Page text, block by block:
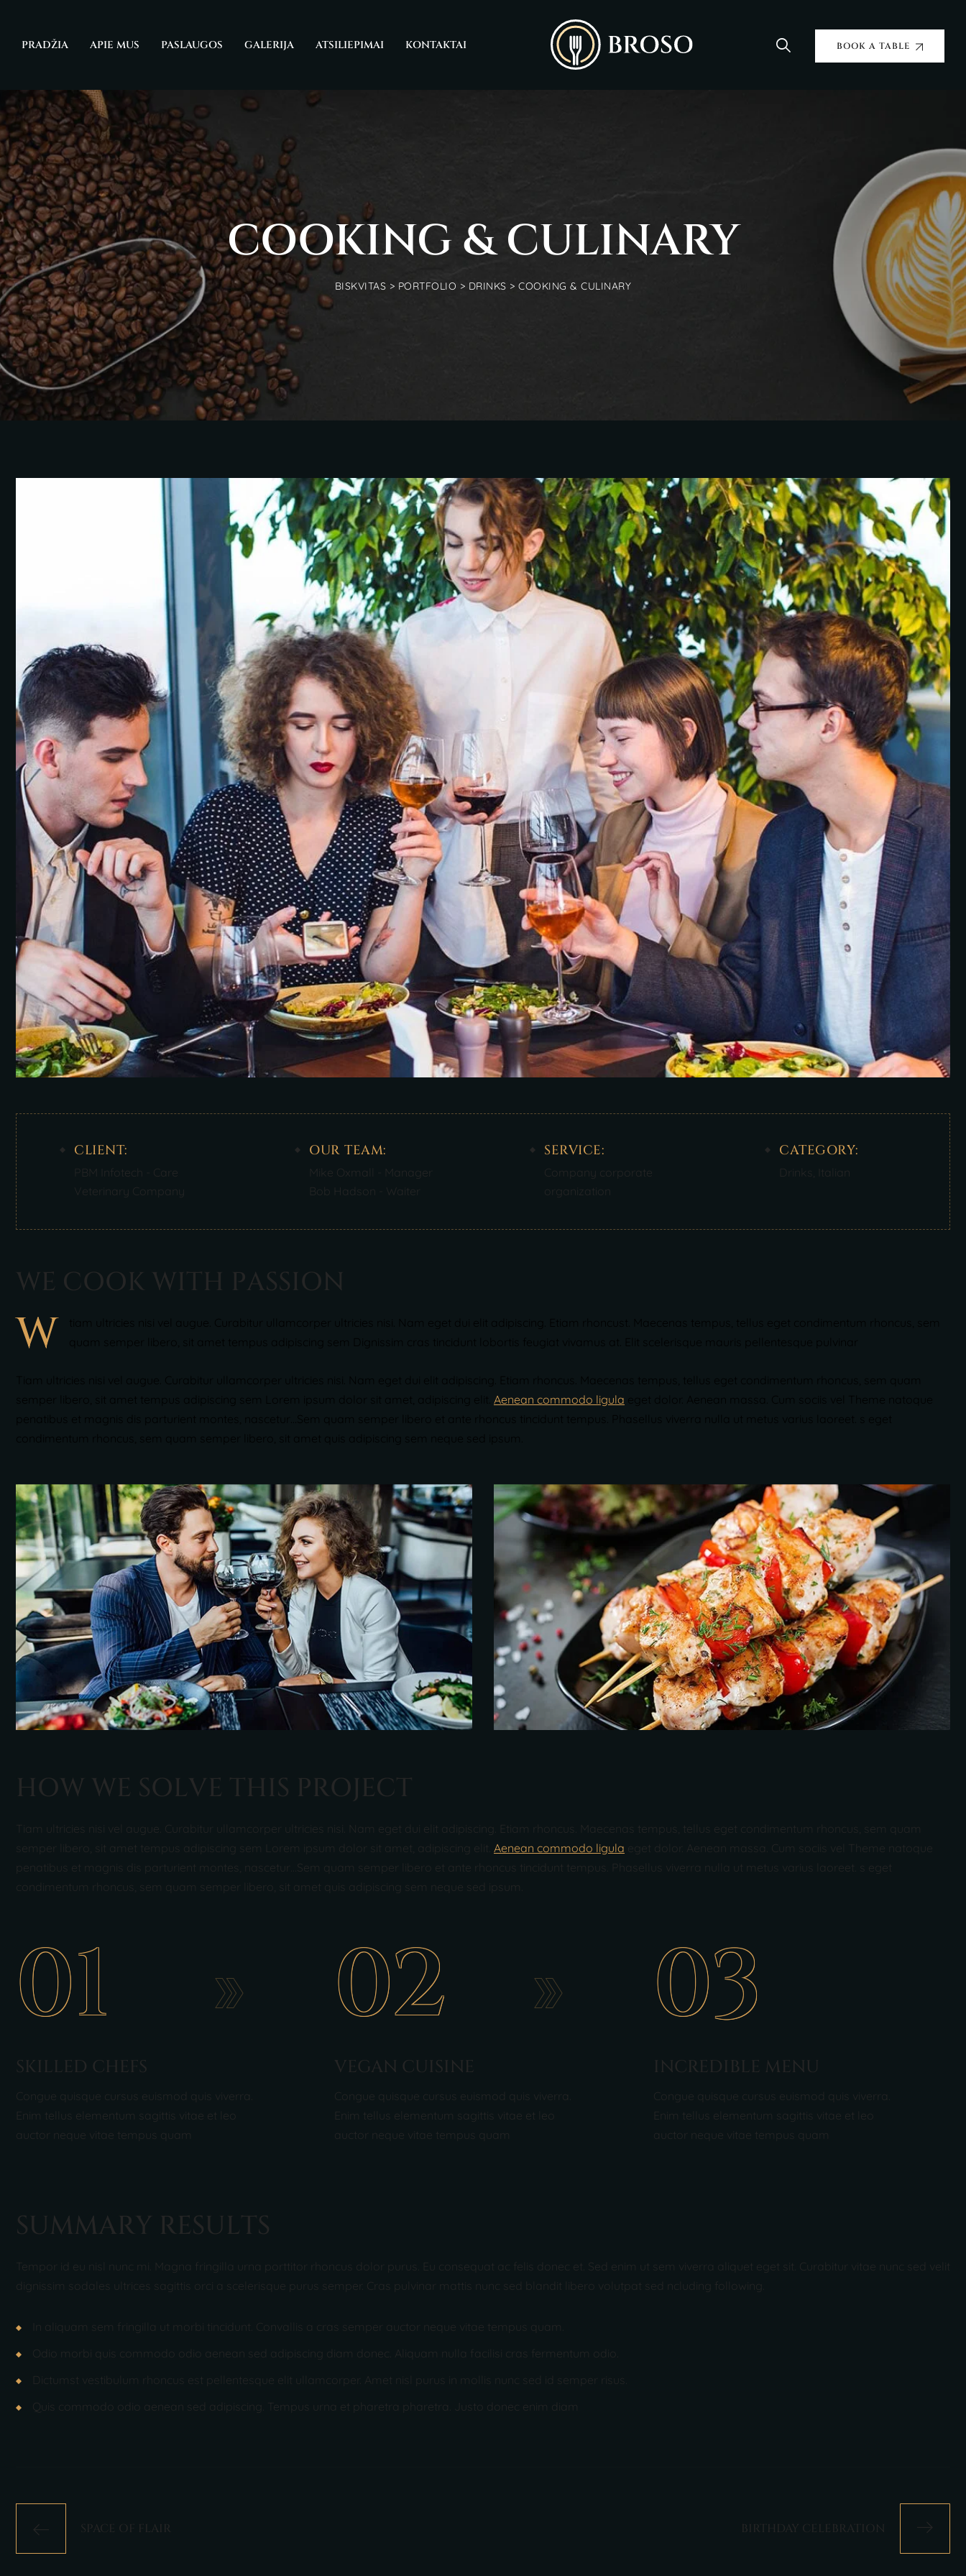
PRADŽIA APIE MUS PASLAUGOS GALERIJA ATSILIEPIMAI KONTAKTAI BOOK A TABLE
COOKING & CULINARY
BISKVITAS > PORTFOLIO > DRINKS >COOKING & CULINARY
CLIENT:
PBM Infotech - Care
Veterinary Company
OUR TEAM:
Mike Oxmall - Manager
Bob Hadson - Waiter
SERVICE:
Company corporate
organization
CATEGORY:
Drinks , Italian
WE COOK WITH PASSION
W
Aenean commodo ligula
HOW WE SOLVE THIS PROJECT
Tiam ultricies nisi vel augue. Curabitur ullamcorper ultricies nisi. Nam eget dui elit adipiscing. Etiam rhoncus. Maecenas tempus, tellus eget condimentum rhoncus, sem quam
semper libero, sit amet tempus adipiscing sem Lorem ipsum dolor sit amet, adipiscing elit. Aenean commodo ligula eget dolor. Aenean massa. Cum sociis vel Theme natoque
penatibus et magnis dis parturient montes, nascetur…Sem quam semper libero et ante rhoncus tincidunt tempus. Phasellus viverra nulla ut metus varius laoreet. s eget
condimentum rhoncus, sem quam semper libero, sit amet quis adipiscing sem neque sed ipsum.
01
SKILLED CHEFS
Congue quisque cursus euismod quis viverra.
Enim tellus elementum sagittis vitae et leo
auctor neque vitae tempus quam
02
VEGAN CUISINE
Congue quisque cursus euismod quis viverra.
Enim tellus elementum sagittis vitae et leo
auctor neque vitae tempus quam
03
INCREDIBLE MENU
Congue quisque cursus euismod quis viverra.
Enim tellus elementum sagittis vitae et leo
auctor neque vitae tempus quam
SUMMARY RESULTS
Tempor id eu nisl nunc mi. Magna fringilla urna porttitor rhoncus dolor purus. Eu consequat ac felis donec et. Sed enim ut sem viverra aliquet eget sit. Curabitur vitae nunc sed velit
dignissim sodales ultrices sagittis orci a scelerisque purus semper. Cras pulvinar mattis nunc sed blandit libero volutpat sed ncluding following.
In aliquam sem fringilla ut morbi tincidunt. Convallis a cras semper auctor neque vitae tempus quam.
Odio morbi quis commodo odio aenean sed adipiscing diam donec. Aliquam nulla facilisi cras fermentum odio.
Dictumst vestibulum rhoncus est pellentesque elit ullamcorper. Amet nisl purus in mollis nunc sed id semper risus.
Quis commodo odio aenean sed adipiscing. Tempus urna et pharetra pharetra. Justo donec enim diam
SPACE OF FLAIR BIRTHDAY CELEBRATION